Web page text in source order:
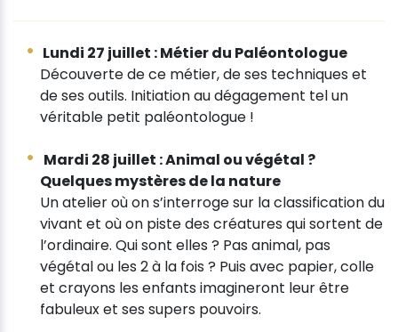
Lundi 27 juillet : Métier du Paléontologue
Découverte de ce métier, de ses techniques et
de ses outils. Initiation au dégagement tel un
véritable petit paléontologue !
Mardi 28 juillet : Animal ou végétal ?
Quelques mystères de la nature
Un atelier où on s’interroge sur la classification du
vivant et où on piste des créatures qui sortent de
l’ordinaire. Qui sont elles ? Pas animal, pas
végétal ou les 2 à la fois ? Puis avec papier, colle
et crayons les enfants imagineront leur être
fabuleux et ses supers pouvoirs.